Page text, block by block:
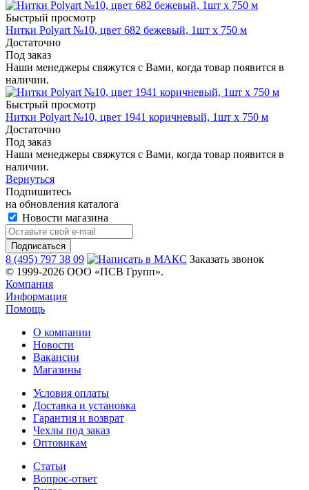
Быстрый просмотр
Нитки Polyart №10, цвет 682 бежевый, 1шт х 750 м
Достаточно
Под заказ
Наши менеджеры свяжутся с Вами, когда товар появится в
наличии.
Быстрый просмотр
Нитки Polyart №10, цвет 1941 коричневый, 1шт х 750 м
Достаточно
Под заказ
Наши менеджеры свяжутся с Вами, когда товар появится в
наличии.
Вернуться
Подпишитесь
на обновления каталога
Новости магазина
8 (495) 797 38 09
Заказать звонок
© 1999-2026 ООО «ПСВ Групп».
Компания
Информация
Помощь
О компании
Новости
Вакансии
Магазины
Условия оплаты
Доставка и установка
Гарантия и возврат
Чехлы под заказ
Оптовикам
Статьи
Вопрос-ответ